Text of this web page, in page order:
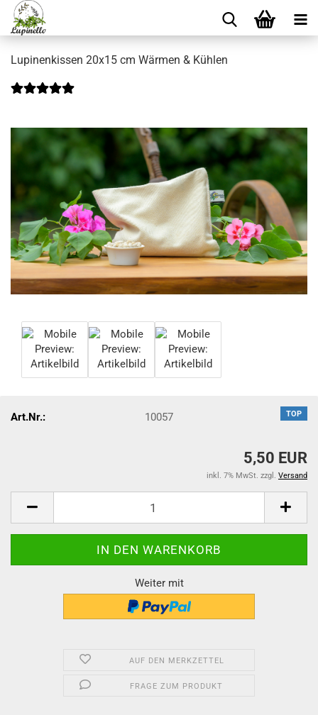
Lupinenkissen 20x15 cm Wärmen & Kühlen
TOP
Art.Nr.: 10057
5,50 EUR
inkl. 7% MwSt. zzgl. Versand
Weiter mit
AUF DEN MERKZETTEL
FRAGE ZUM PRODUKT